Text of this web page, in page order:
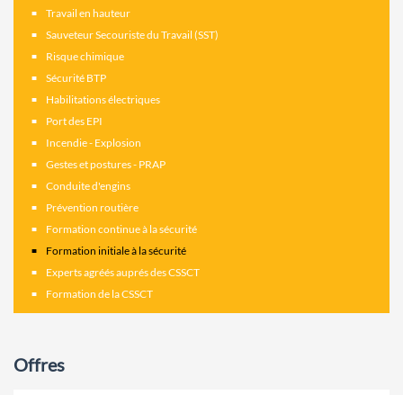
Travail en hauteur
Sauveteur Secouriste du Travail (SST)
Risque chimique
Sécurité BTP
Habilitations électriques
Port des EPI
Incendie - Explosion
Gestes et postures - PRAP
Conduite d'engins
Prévention routière
Formation continue à la sécurité
Formation initiale à la sécurité
Experts agréés auprés des CSSCT
Formation de la CSSCT
Offres